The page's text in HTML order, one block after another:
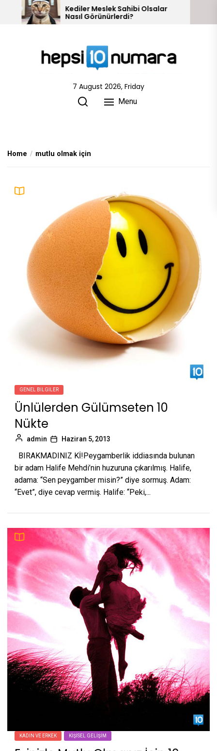
Meslek Sahibi Olsalar
Görünürlerdi?
10 Kızılderili
7 August 2026, Friday
Menu
Home mutlu olmak için
GENEL BILGILER
Ünlülerden Gülümseten 10
Nükte
admin Haziran 5, 2013
BIRAKMADINIZ Kİ!Peygamberlik iddiasında bulunan
bir adam Halife Mehdi’nin huzuruna çıkarılmış. Halife,
adama: “Sen peygamber misin?” diye sormuş. Adam:
“Evet”, diye cevap vermiş. Halife: “Peki,...
KADIN VE ERKEK KIŞISEL GELIŞIM